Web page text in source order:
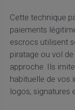
Cette technique
paiements
escrocs utilisent
piratage ou vol
approche. Ils
habituelle de vos
logos, signatures